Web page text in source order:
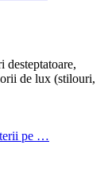
desteptatoare,
de lux (stilouri,
pe …